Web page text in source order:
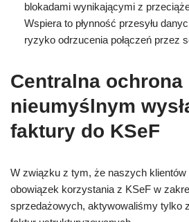
blokadami wynikającymi z
Wspiera to płynność przesyłu
ryzyko odrzucenia połączeń przez
Centralna ochrona
nieumyślnym
faktury do KSeF
W związku z tym, że naszych klientów
obowiązek korzystania z KSeF w
sprzedażowych, aktywowaliśmy tylko